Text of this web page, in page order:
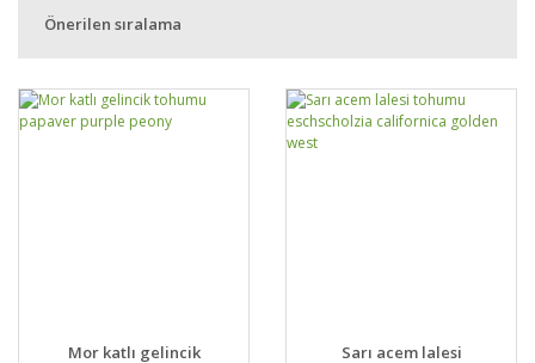
Mor katlı gelincik
Sarı acem lalesi